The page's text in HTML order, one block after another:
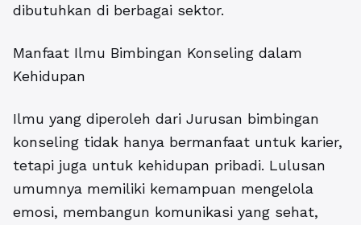
dibutuhkan di berbagai sektor.
Manfaat Ilmu Bimbingan Konseling dalam
Kehidupan
Ilmu yang diperoleh dari Jurusan bimbingan
konseling tidak hanya bermanfaat untuk karier,
tetapi juga untuk kehidupan pribadi. Lulusan
umumnya memiliki kemampuan mengelola
emosi, membangun komunikasi yang sehat,